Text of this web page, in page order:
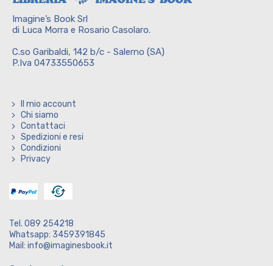
Imagine’s Book Srl
di Luca Morra e Rosario Casolaro.
C.so Garibaldi, 142 b/c - Salerno (SA)
P.Iva 04733550653
Il mio account
Chi siamo
Contattaci
Spedizioni e resi
Condizioni
Privacy
Tel. 089 254218
Whatsapp: 3459391845
Mail: info@imaginesbook.it